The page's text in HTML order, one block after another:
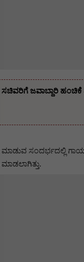
ಸಚಿವರಿಗೆ ಜವಾಬ್ದಾರಿ ಹಂಚಿಕೆ
ಸಂದರ್ಭದಲ್ಲಿ
ಮಾಡಲಾಗಿತ್ತು.